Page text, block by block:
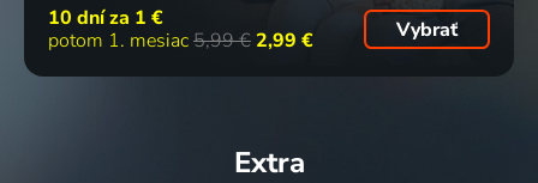
10 dní za 1 €
potom 1. mesiac5,99 € 2,99 € Vybrať
Extra